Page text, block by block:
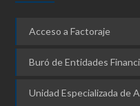
Acceso a Factoraje
Buró de Entidades
Unidad Especializada de